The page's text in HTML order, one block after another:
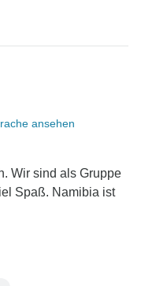
ansehen
Wir sind als Gruppe
Spaß. Namibia ist